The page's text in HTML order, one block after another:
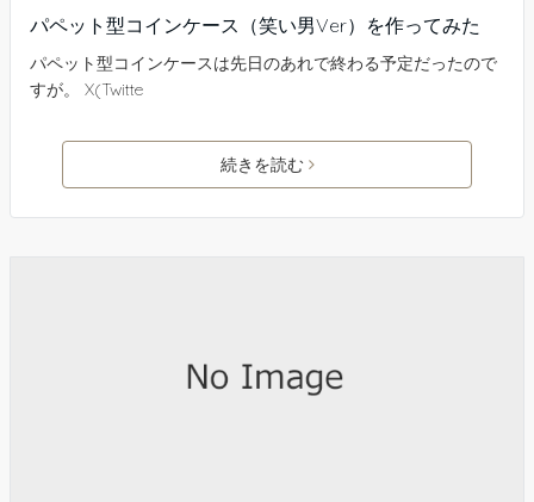
パペット型コインケース（笑い男Ver）を作ってみた
パペット型コインケースは先日のあれで終わる予定だったので
すが。 X(Twitte
続きを読む